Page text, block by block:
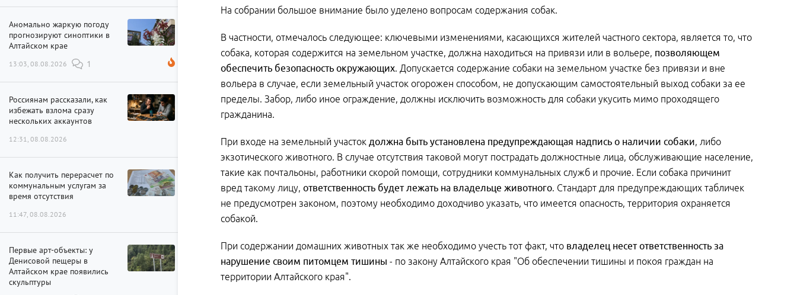
Аномально жаркую погоду
прогнозируют синоптики в
Алтайском крае
13:03, 08.08.2026 1
Россиянам рассказали, как
избежать взлома сразу
нескольких аккаунтов
12:31, 08.08.2026
Как получить перерасчет по
коммунальным услугам за
время отсутствия
11:47, 08.08.2026
Первые арт-объекты: у
Денисовой пещеры в
Алтайском крае появились
скульптуры
На собрании большое внимание было уделено вопросам содержания собак.
В частности, отмечалось следующее: ключевыми изменениями, касающихся жителей частного сектора, является то, что
собака, которая содержится на земельном участке, должна находиться на привязи или в вольере, позволяющем
обеспечить безопасность окружающих. Допускается содержание собаки на земельном участке без привязи и вне
вольера в случае, если земельный участок огорожен способом, не допускающим самостоятельный выход собаки за ее
пределы. Забор, либо иное ограждение, должны исключить возможность для собаки укусить мимо проходящего
гражданина.
При входе на земельный участок должна быть установлена предупреждающая надпись о наличии собаки, либо
экзотического животного. В случае отсутствия таковой могут пострадать должностные лица, обслуживающие население,
такие как почтальоны, работники скорой помощи, сотрудники коммунальных служб и прочие. Если собака причинит
вред такому лицу, ответственность будет лежать на владельце животного. Стандарт для предупреждающих табличек
не предусмотрен законом, поэтому необходимо доходчиво указать, что имеется опасность, территория охраняется
собакой.
При содержании домашних животных так же необходимо учесть тот факт, что владелец несет ответственность за
нарушение своим питомцем тишины - по закону Алтайского края "Об обеспечении тишины и покоя граждан на
территории Алтайского края".